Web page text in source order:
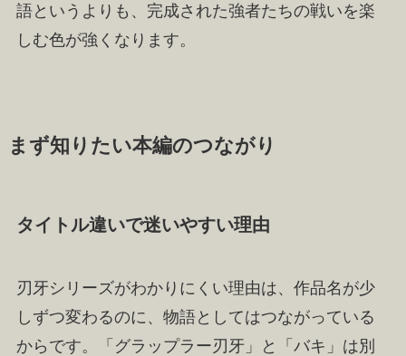
語というよりも、完成された強者たちの戦いを楽
しむ色が強くなります。
まず知りたい本編のつながり
タイトル違いで迷いやすい理由
刃牙シリーズがわかりにくい理由は、作品名が少
しずつ変わるのに、物語としてはつながっている
からです。「グラップラー刃牙」と「バキ」は別